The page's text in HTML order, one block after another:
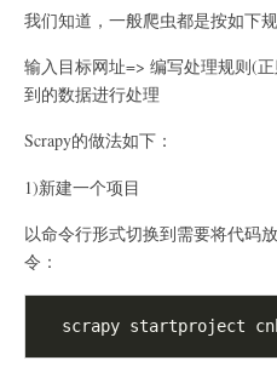
我们知道，一般爬虫都是按如下
输入目标网址=> 编写处理规则(
到的数据进行处理
Scrapy的做法如下：
1)新建一个项目
以命令行形式切换到需要将代码
令：